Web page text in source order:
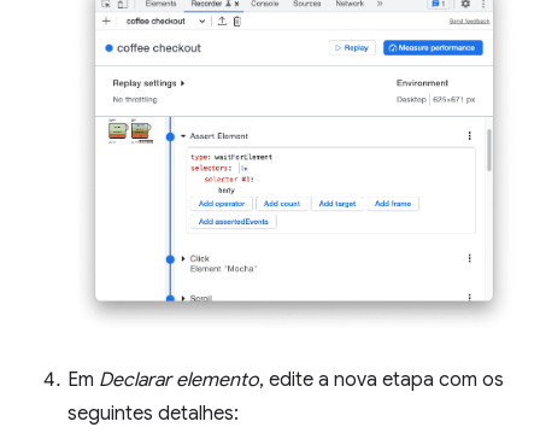
Em Declarar elemento, edite a nova etapa com os
seguintes detalhes: